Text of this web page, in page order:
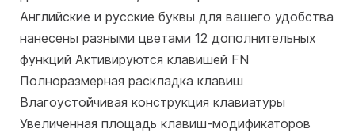
Английские и русские буквы для вашего удобства
нанесены разными цветами 12 дополнительных
функций Активируются клавишей FN
Полноразмерная раскладка клавиш
Влагоустойчивая конструкция клавиатуры
Увеличенная площадь клавиш-модификаторов